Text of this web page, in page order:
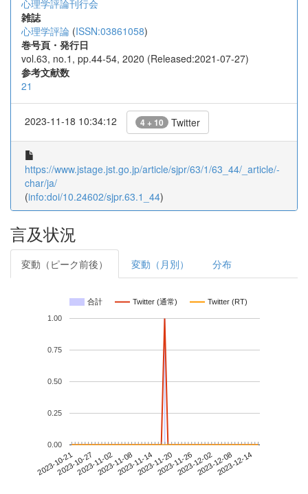
心理学評論刊行会
雑誌
心理学評論 (ISSN:03861058)
巻号頁・発行日
vol.63, no.1, pp.44-54, 2020 (Released:2021-07-27)
参考文献数
21
2023-11-18 10:34:12 4 + 10 Twitter
https://www.jstage.jst.go.jp/article/sjpr/63/1/63_44/_article/-
char/ja/
(info:doi/10.24602/sjpr.63.1_44)
言及状況
変動（ピーク前後） 変動（月別） 分布
合計 Twitter (通常) Twitter (RT)
2023-10-212023-10-272023-11-022023-11-082023-11-142023-11-202023-11-262023-12-022023-12-082023-12-14
0.00
0.25
0.50
0.75
1.00